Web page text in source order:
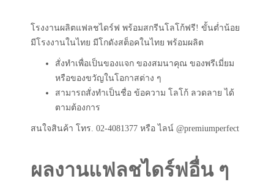
โรงงานผลิตแฟลชไดร์ฟ พร้อมสกรีนโลโก้ฟรี! ขั้นต่ำน้อย
มีโรงงานในไทย มีโกดังสต็อคในไทย พร้อมผลิต
สั่งทำเพื่อเป็นของแจก ของสมนาคุณ ของพรีเมี่ยม
หรือของขวัญในโอกาสต่าง ๆ
สามารถสั่งทำเป็นชื่อ ข้อความ โลโก้ ลวดลาย ได้
ตามต้องการ
สนใจสินค้า โทร. 02-4081377 หรือ ไลน์ @premiumperfect
ผลงานแฟลชไดร์ฟอื่น ๆ